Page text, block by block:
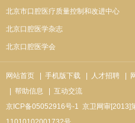
北京市口腔医疗质量控制和改进中心
北京口腔医学杂志
北京口腔医学会
网站首页 | 手机版下载 | 人才招聘 |
| 帮助信息
| 互动交流
京ICP备05052916号-1 京卫网审[2013]